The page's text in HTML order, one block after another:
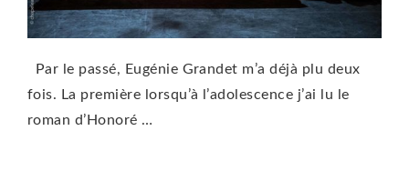
Par le passé, Eugénie Grandet m’a déjà plu deux
fois. La première lorsqu’à l’adolescence j’ai lu le
roman d’Honoré …